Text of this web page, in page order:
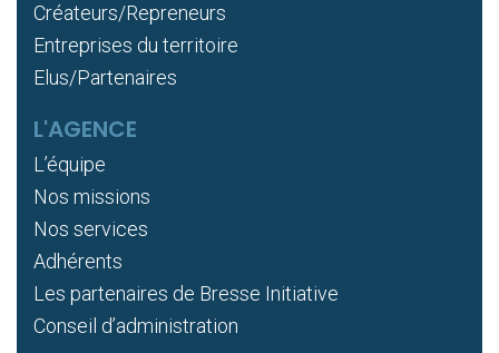
Créateurs/Repreneurs
Entreprises du territoire
Elus/Partenaires
L'AGENCE
L’équipe
Nos missions
Nos services
Adhérents
Les partenaires de Bresse Initiative
Conseil d’administration